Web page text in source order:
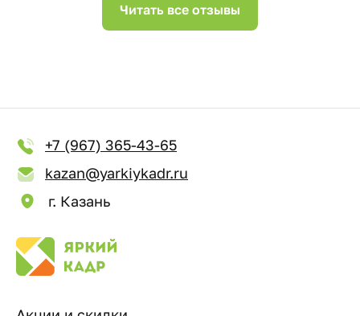
Читать все отзывы
+7 (967) 365-43-65
kazan@yarkiykadr.ru
г. Казань